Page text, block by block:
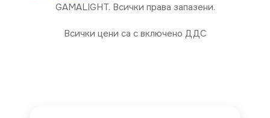
GAMALIGHT. Всички права запазени.
Всички цени са с включено ДДС